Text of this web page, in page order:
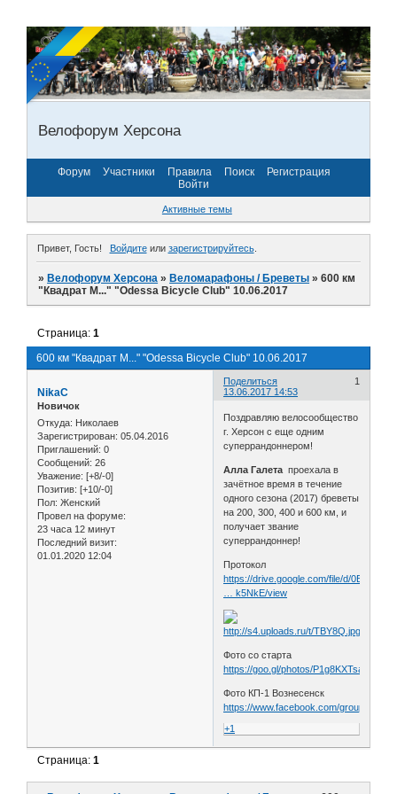
Велофорум Херсона
Форум Участники Правила Поиск
Регистрация
Войти
Активные темы
Привет, Гость! Войдитеили зарегистрируйтесь.
»Велофорум Херсона »Веломарафоны / Бреветы »600 км
"Квадрат М..." "Odessa Bicycle Club" 10.06.2017
600 км "Квадрат М..." "Odessa Bicycle Club" 10.06.2017
Страница:1
Поделиться
1
13.06.2017 14:53
NikaC
Новичок
Откуда: Николаев
Зарегистрирован: 05.04.2016
Приглашений: 0
Сообщений: 26
Уважение: [+8/-0]
Позитив: [+10/-0]
Пол: Женский
Провел на форуме:
23 часа 12 минут
Последний визит:
01.01.2020 12:04
Поздравляю велосообщество
г. Херсон с еще одним
суперрандоннером!
Алла Галета проехала в
зачётное время в течение
одного сезона (2017) бреветы
на 200, 300, 400 и 600 км, и
получает звание
суперрандоннер!
Протокол
https://drive.google.com/file/d/0B7ox4D
… k5NkE/view
Фото со старта
https://goo.gl/photos/
Фото КП-1 Вознесенск
https://www.facebook.com/groups/
+1
Страница:1